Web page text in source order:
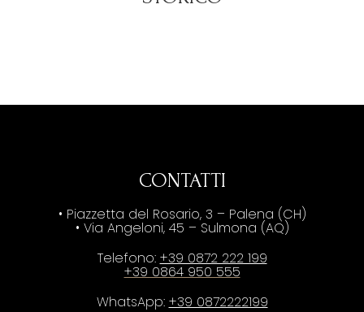
CONTATTI
• Piazzetta del Rosario, 3 – Palena (CH)
• Via Angeloni, 45 – Sulmona (AQ)
Telefono: +39 0872 222 199
+39 0864 950 555
WhatsApp: +39 0872222199